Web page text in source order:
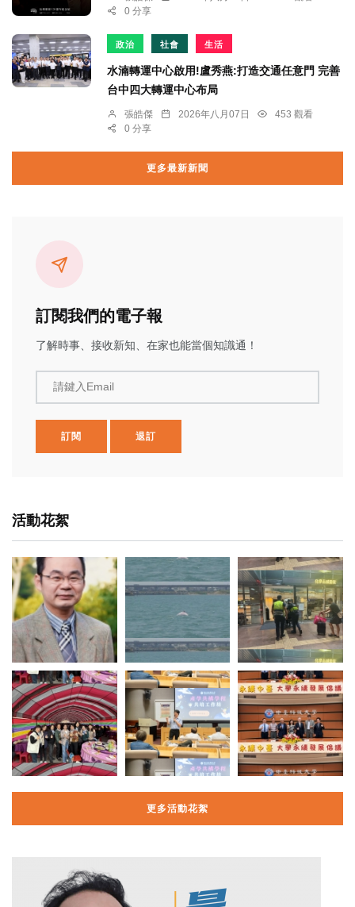
0 分享
政治 社會 生活
水湳轉運中心啟用!盧秀燕:打造交通任意門 完善
台中四大轉運中心布局
張皓傑 2026年八月07日
453 觀看
0 分享
更多最新新聞
訂閱我們的電子報
了解時事、接收新知、在家也能當個知識通！
請鍵入Email
訂閱 退訂
活動花絮
更多活動花絮